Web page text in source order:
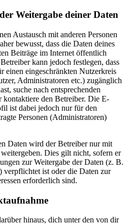
Weitergabe deiner Daten
Austausch mit anderen Personen
bewusst, dass die Daten deines
Beiträge im Internet öffentlich
kann jedoch festlegen, dass
einen eingeschränkten Nutzerkreis
Administratoren etc.) zugänglich
suche nach entsprechenden
den Betreiber. Die E-
ist dabei jedoch nur für den
Personen (Administratoren)
Daten wird der Betreiber nur mit
Dies gilt nicht, sofern er
zur Weitergabe der Daten (z. B.
verpflichtet ist oder die Daten zur
erforderlich sind.
hinaus, dich unter den von dir